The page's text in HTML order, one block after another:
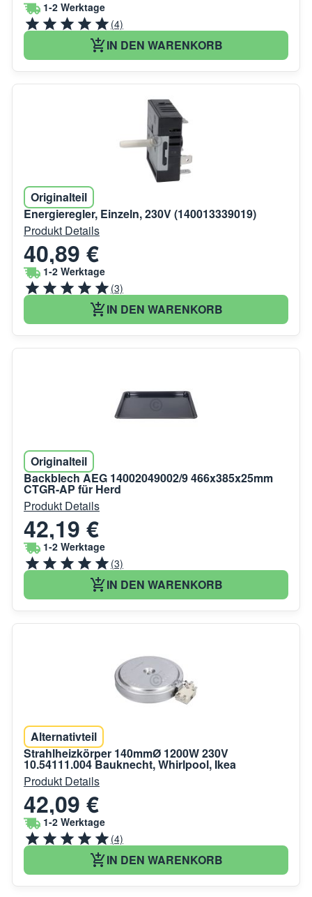
1-2 Werktage
(4)
IN DEN WARENKORB
Originalteil
Energieregler, Einzeln, 230V (140013339019)
Produkt Details
40,89 €
1-2 Werktage
(3)
IN DEN WARENKORB
Originalteil
Backblech AEG 14002049002/9 466x385x25mm
CTGR-AP für Herd
Produkt Details
42,19 €
1-2 Werktage
(3)
IN DEN WARENKORB
Alternativteil
Strahlheizkörper 140mmØ 1200W 230V
10.54111.004 Bauknecht, Whirlpool, Ikea
Produkt Details
42,09 €
1-2 Werktage
(4)
IN DEN WARENKORB